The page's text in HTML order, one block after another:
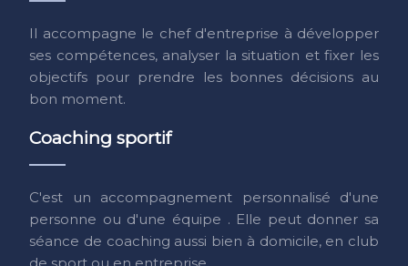
Il accompagne le chef d'entreprise à développer
ses compétences, analyser la situation et fixer les
objectifs pour prendre les bonnes décisions au
bon moment.
Coaching sportif
C'est un accompagnement personnalisé d'une
personne ou d'une équipe . Elle peut donner sa
séance de coaching aussi bien à domicile, en club